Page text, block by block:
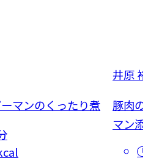
マンのくったり煮
井原
豚肉
マン